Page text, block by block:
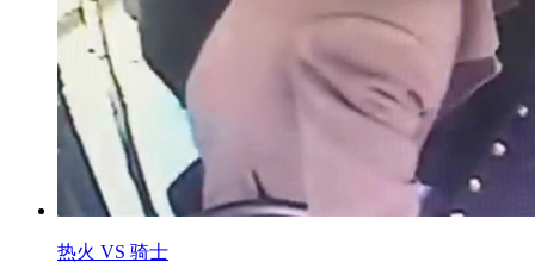
热火 VS 骑士